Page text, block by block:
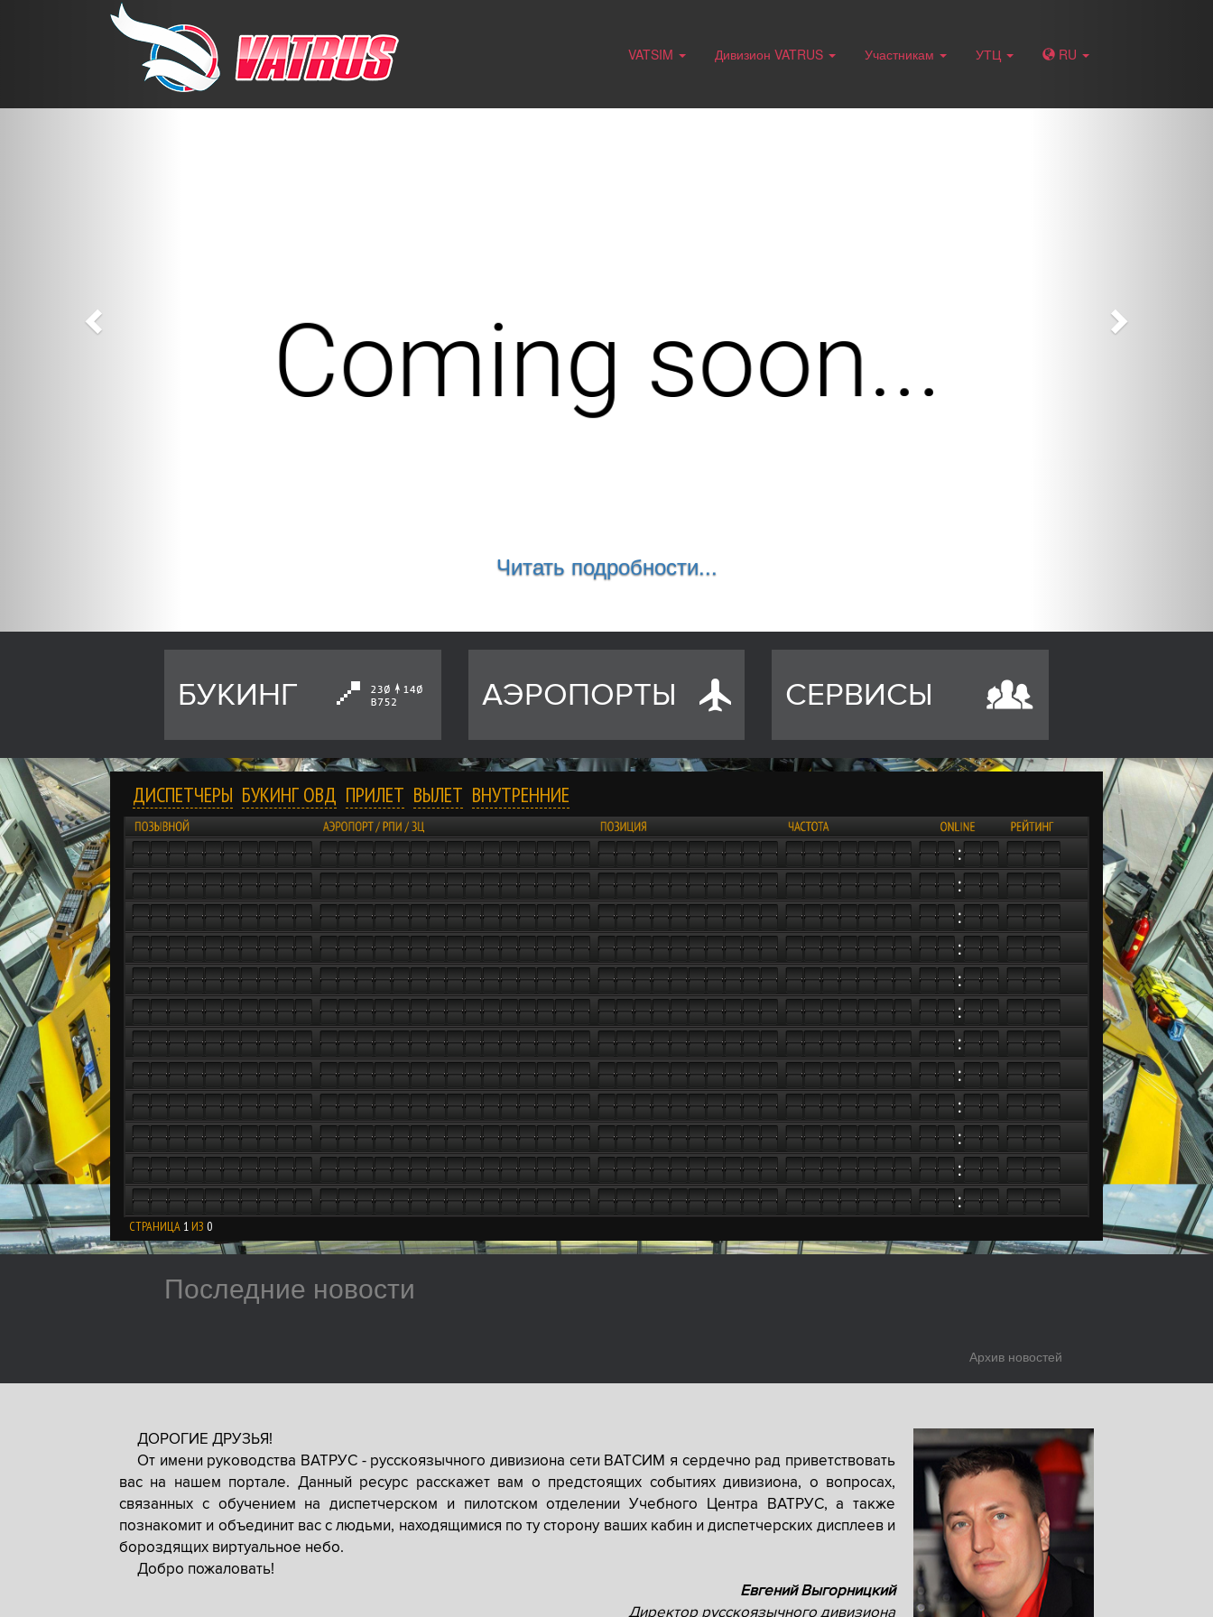
VATSIM Дивизион VATRUS Участникам УТЦ RU
Читать подробности...
Previous
БУКИНГ АЭРОПОРТЫ СЕРВИСЫ
ДИСПЕТЧЕРЫ БУКИНГ ОВД ПРИЛЕТ ВЫЛЕТ ВНУТРЕННИЕ
СТРАНИЦА 1 ИЗ 0
Последние новости
Архив новостей
ДОРОГИЕ ДРУЗЬЯ!
От имени руководства ВАТРУС - русскоязычного дивизиона сети ВАТСИМ я сердечно рад приветствовать
вас на нашем портале. Данный ресурс расскажет вам о предстоящих событиях дивизиона, о вопросах,
связанных с обучением на диспетчерском и пилотском отделении Учебного Центра ВАТРУС, а также
познакомит и объединит вас с людьми, находящимися по ту сторону ваших кабин и диспетчерских дисплеев и
бороздящих виртуальное небо.
Добро пожаловать!
Евгений Выгорницкий
Директор русскоязычного дивизиона